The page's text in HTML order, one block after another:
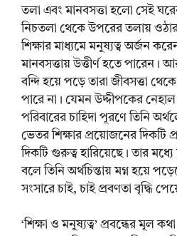
তলা এবং মানবসত্তা হলো সেই
নিচতলা থেকে উপরের তলায় ওঠার
শিক্ষার মাধ্যমে মনুষ্যত্ব অর্জন
মানবসত্তায় উত্তীর্ণ হতে পারেন।
বন্দি হয়ে পড়ে তারা জীবসত্তা থেকে
পারে না। যেমন উদ্দীপকের নেহাল
পরিবারের চাহিদা পূরণে তিনি
ভেতর শিক্ষার প্রয়োজনের দিকটি
দিকটি গুরুত্ব হারিয়েছে। তার
বলে তিনি অর্থচিন্তায় মগ্ন হয়ে
সংসারে চাই, চাই প্রবণতা বৃদ্ধি
‘শিক্ষা ও মনুষ্যত্ব’ প্রবন্ধের মূল